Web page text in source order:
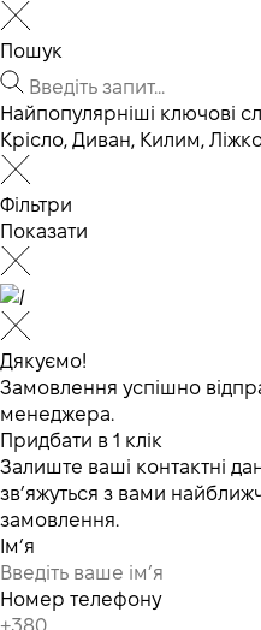
Пошук
Найпопулярніші ключові
Крісло, Диван, Килим,
Фільтри
Показати
Дякуємо!
Замовлення успішно
менеджера.
Придбати в 1 клік
Залиште ваші контактні
зв’яжуться з вами
замовлення.
Ім’я
Номер телефону